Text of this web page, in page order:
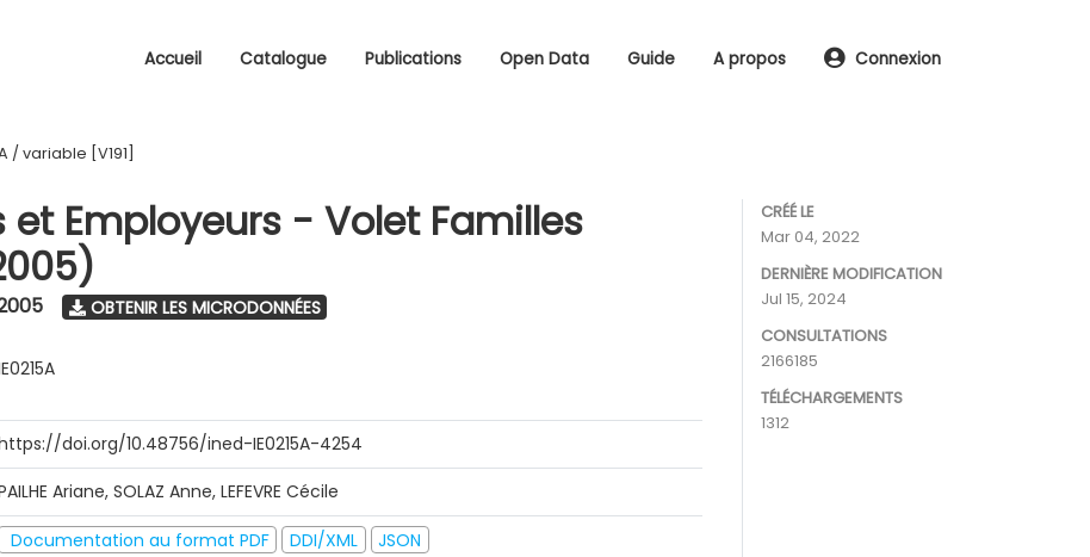
Accueil Catalogue Publications Open Data Guide A propos Connexion
/ variable [V191]
et Employeurs - Volet Familles
OBTENIR LES MICRODONNÉES
doi.org/10.48756/ined-IE0215A-4254
Ariane, SOLAZ Anne, LEFEVRE Cécile
Documentation au format PDF DDI/XML
JSON
CRÉÉ LE
Mar 04, 2022
DERNIÈRE MODIFICATION
Jul 15, 2024
CONSULTATIONS
2166185
TÉLÉCHARGEMENTS
1312